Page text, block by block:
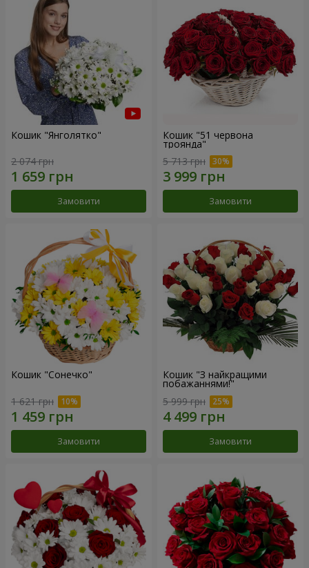
Кошик "Янголятко"
2 074 грн
Замовити
Кошик "51 червона
троянда"
5 713 грн
Замовити
Кошик "Сонечко"
1 621 грн
Замовити
Кошик "З найкращими
побажаннями!"
5 999 грн
Замовити